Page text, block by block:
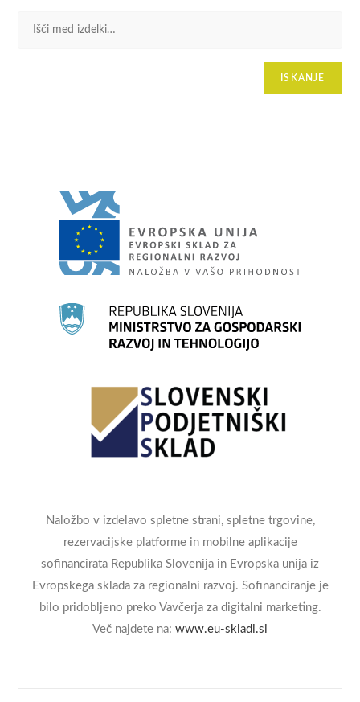
ISKANJE
Naložbo v izdelavo spletne strani, spletne trgovine,
rezervacijske platforme in mobilne aplikacije
sofinancirata Republika Slovenija in Evropska unija iz
Evropskega sklada za regionalni razvoj. Sofinanciranje je
bilo pridobljeno preko Vavčerja za digitalni marketing.
Več najdete na: www.eu-skladi.si